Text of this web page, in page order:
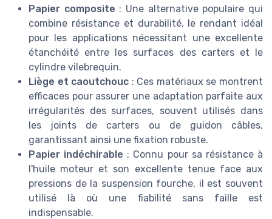
Papier composite : Une alternative populaire qui
combine résistance et durabilité, le rendant idéal
pour les applications nécessitant une excellente
étanchéité entre les surfaces des carters et le
cylindre vilebrequin.
Liège et caoutchouc : Ces matériaux se montrent
efficaces pour assurer une adaptation parfaite aux
irrégularités des surfaces, souvent utilisés dans
les joints de carters ou de guidon câbles,
garantissant ainsi une fixation robuste.
Papier indéchirable : Connu pour sa résistance à
l'huile moteur et son excellente tenue face aux
pressions de la suspension fourche, il est souvent
utilisé là où une fiabilité sans faille est
indispensable.